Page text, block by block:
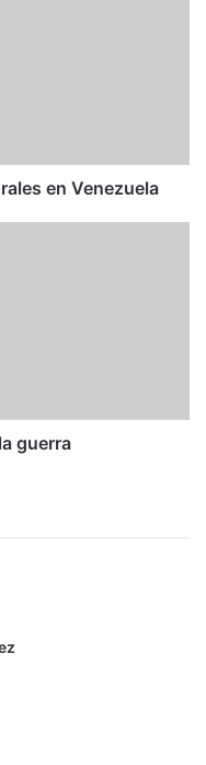
en Venezuela
guerra